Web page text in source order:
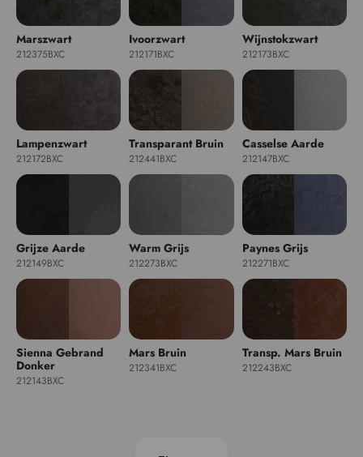
Marszwart
212375BXC
Ivoorzwart
212171BXC
Wijnstokzwart
212173BXC
Lampenzwart
212172BXC
Transparant Bruin
212441BXC
Casselse Aarde
212147BXC
Grijze Aarde
212149BXC
Warm Grijs
212273BXC
Paynes Grijs
212271BXC
Sienna Gebrand
Donker
212143BXC
Mars Bruin
212341BXC
Transp. Mars Bruin
212243BXC